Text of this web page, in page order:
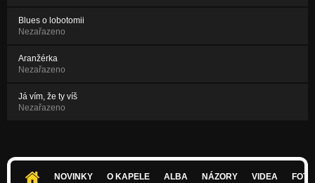
Blues o lobotomii
Nezařazeno
Aranžérka
Nezařazeno
Já vím, že ty víš
Nezařazeno
NOVINKY O KAPELE ALBA NÁZORY VIDEA